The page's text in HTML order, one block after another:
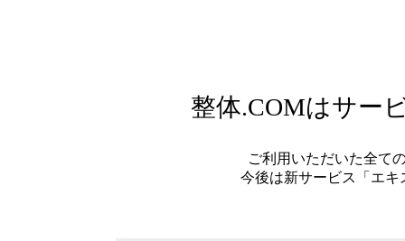
整体.COMはサー
ご利用いただいた全て
今後は新サービス「エ